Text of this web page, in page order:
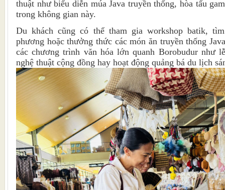
thuật như biểu diễn múa Java truyền thống, hòa tấu
trong không gian này.
Du khách cũng có thể tham gia workshop batik,
phương hoặc thưởng thức các món ăn truyền thống
các chương trình văn hóa lớn quanh Borobudur như
nghệ thuật cộng đồng hay hoạt động quảng bá du lịch